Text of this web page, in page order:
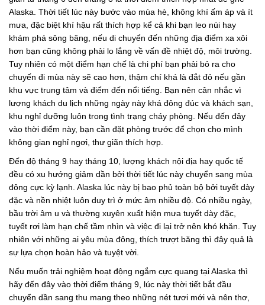
Alaska. Thời tiết lúc này bước vào mùa hè, không khí ấm áp và ít
mưa, đặc biệt khí hậu rất thích hợp kể cả khi bạn leo núi hay
khám phá sông băng, nếu di chuyển đến những địa điểm xa xôi
hơn bạn cũng không phải lo lắng về vấn đề nhiệt độ, môi trường.
Tuy nhiên có một điểm hạn chế là chi phí bạn phải bỏ ra cho
chuyến đi mùa này sẽ cao hơn, thậm chí khá là đắt đỏ nếu gần
khu vực trung tâm và điểm đến nổi tiếng. Bạn nên cân nhắc vì
lượng khách du lịch những ngày này khá đông đúc và khách sạn,
khu nghỉ dưỡng luôn trong tình trạng cháy phòng. Nếu đến đây
vào thời điểm này, bạn cần đặt phòng trước để chọn cho mình
không gian nghỉ ngơi, thư giãn thích hợp.
Đến độ tháng 9 hay tháng 10, lượng khách nội địa hay quốc tế
đều có xu hướng giảm dần bởi thời tiết lúc này chuyển sang mùa
đông cực kỳ lạnh. Alaska lúc này bị bao phủ toàn bộ bởi tuyết dày
đặc và nền nhiệt luôn duy trì ở mức âm nhiều độ. Có nhiều ngày,
bầu trời âm u và thường xuyên xuất hiện mưa tuyết dày đặc,
tuyết rơi làm hạn chế tầm nhìn và việc đi lại trở nên khó khăn. Tuy
nhiên với những ai yêu mùa đông, thích trượt băng thì đây quả là
sự lựa chọn hoàn hảo và tuyệt vời.
Nếu muốn trải nghiệm hoạt động ngắm cực quang tại Alaska thì
hãy đến đây vào thời điểm tháng 9, lúc này thời tiết bắt đầu
chuyển dần sang thu mang theo những nét tươi mới và nên thơ,